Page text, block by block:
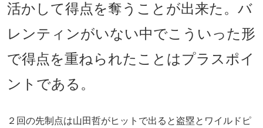
活かして得点を奪うことが出来た。バ
レンティンがいない中でこういった形
で得点を重ねられたことはプラスポイ
ントである。
２回の先制点は山田哲がヒットで出ると盗塁とワイルドピ